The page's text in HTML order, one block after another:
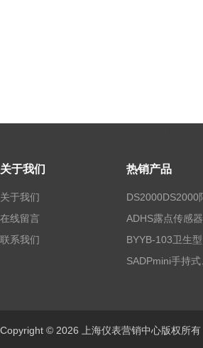
关于我们
关于我们
在线留言
联系我们
热销产品
ADHS露点传感器
Copyright © 2026 上海仪表营销中心版权所有